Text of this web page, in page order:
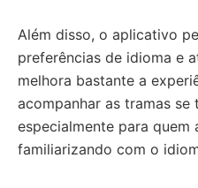
Além disso, o aplicativo
preferências de idioma e
melhora bastante a
acompanhar as tramas se
especialmente para quem
familiarizando com o